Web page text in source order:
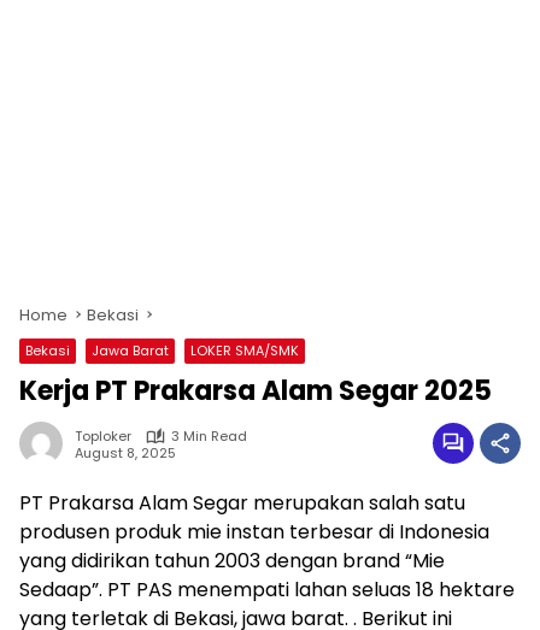
Home Bekasi
Bekasi Jawa Barat LOKER SMA/SMK
Kerja PT Prakarsa Alam Segar 2025
Toploker
3 Min Read
August 8, 2025
PT Prakarsa Alam Segar merupakan salah satu
produsen produk mie instan terbesar di Indonesia
yang didirikan tahun 2003 dengan brand “Mie
Sedaap”. PT PAS menempati lahan seluas 18 hektare
yang terletak di Bekasi, jawa barat. . Berikut ini